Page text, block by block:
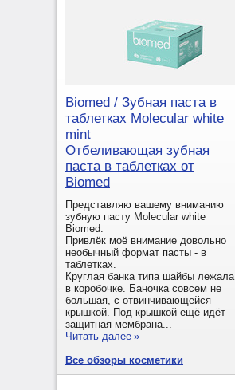
Biomed / Зубная паста в
таблетках Molecular white
mint
Отбеливающая зубная
паста в таблетках от
Biomed
Представляю вашему вниманию
зубную пасту Molecular white
Biomed.
Привлёк моё внимание довольно
необычный формат пасты - в
таблетках.
Круглая банка типа шайбы лежала
в коробочке. Баночка совсем не
большая, с отвинчивающейся
крышкой. Под крышкой ещё идёт
защитная мембрана...
Читать далее »
Все обзоры косметики